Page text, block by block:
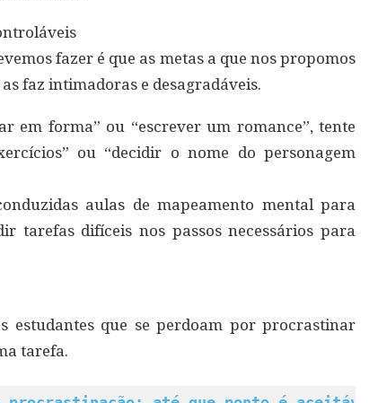
fazer é que as metas a que nos propomos
faz intimadoras e desagradáveis.
em forma” ou “escrever um romance”, tente
ou “decidir o nome do personagem
aulas de mapeamento mental para
tarefas difíceis nos passos necessários para
estudantes que se perdoam por procrastinar
tarefa.